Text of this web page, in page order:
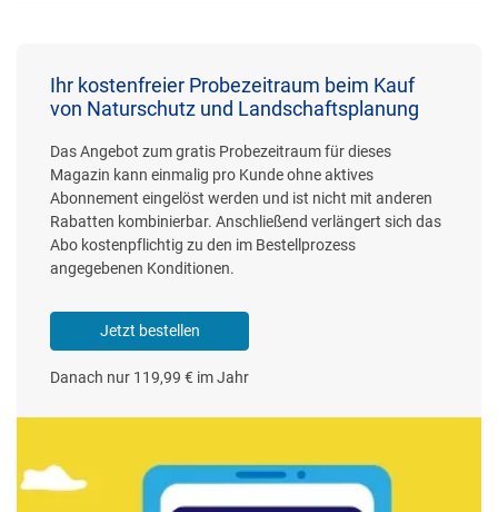
Ihr kostenfreier Probezeitraum beim Kauf
von Naturschutz und Landschaftsplanung
Das Angebot zum gratis Probezeitraum für dieses
Magazin kann einmalig pro Kunde ohne aktives
Abonnement eingelöst werden und ist nicht mit anderen
Rabatten kombinierbar. Anschließend verlängert sich das
Abo kostenpflichtig zu den im Bestellprozess
angegebenen Konditionen.
Jetzt bestellen
Danach nur 119,99 € im Jahr